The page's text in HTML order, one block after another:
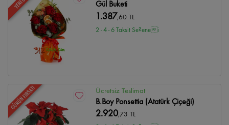
Gül Buketi
1.387,60 TL
2 - 4 - 6 Taksit Se?enei
GÜNÜN FIRSATI Ücretsiz Teslimat
B.Boy Ponsettia (Atatürk Çiçeği)
2.920,73 TL